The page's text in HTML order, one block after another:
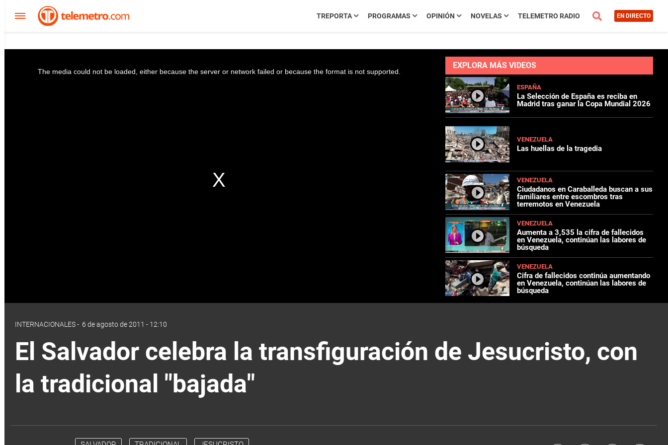
TREPORTA PROGRAMAS OPINIÓN NOVELAS TELEMETRO RADIO EN DIRECTO
The media could not be loaded, either because the server or network failed or because the format is not supported.
EXPLORA MÁS VIDEOS
ESPAÑA
La Selección de España es reciba en
Madrid tras ganar la Copa Mundial 2026
VENEZUELA
Las huellas de la tragedia
VENEZUELA
Ciudadanos en Caraballeda buscan a sus
familiares entre escombros tras
terremotos en Venezuela
VENEZUELA
Aumenta a 3,535 la cifra de fallecidos
en Venezuela, continúan las labores de
búsqueda
VENEZUELA
Cifra de fallecidos continúa aumentando
en Venezuela, continúan las labores de
búsqueda
INTERNACIONALES- 6 de agosto de 2011 - 12:10
El Salvador celebra la transfiguración de Jesucristo, con
la tradicional "bajada"